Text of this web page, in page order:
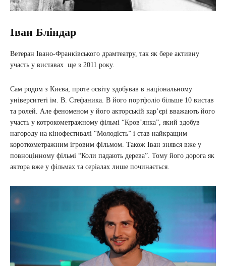
Іван Бліндар
Ветеран Івано-Франківського драмтеатру, так як бере активну
участь у виставах ще з 2011 року.
Сам родом з Києва, проте освіту здобував в національному
університеті ім. В. Стефаника. В його портфоліо більше 10 вистав
та ролей. Але феноменом у його акторській кар’єрі вважають його
участь у котрокометражному фільмі “Кров’янка”, який здобув
нагороду на кінофестивалі “Молодість” і став найкращим
короткометражним ігровим фільмом. Також Іван знявся вже у
повноцінному фільмі “Коли падають дерева”. Тому його дорога як
актора вже у фільмах та серіалах лише починається.